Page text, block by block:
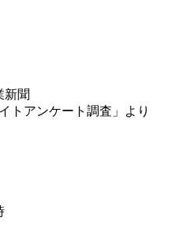
新聞
トアンケート調査」より